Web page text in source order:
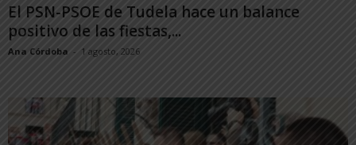
El PSN-PSOE de Tudela hace un balance
positivo de las fiestas,...
Ana Córdoba - 1 agosto, 2026